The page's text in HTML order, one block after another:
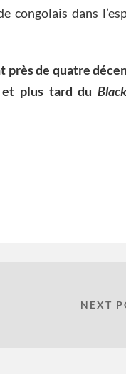
congolais dans
près de quatre
et plus tard du
NEXT